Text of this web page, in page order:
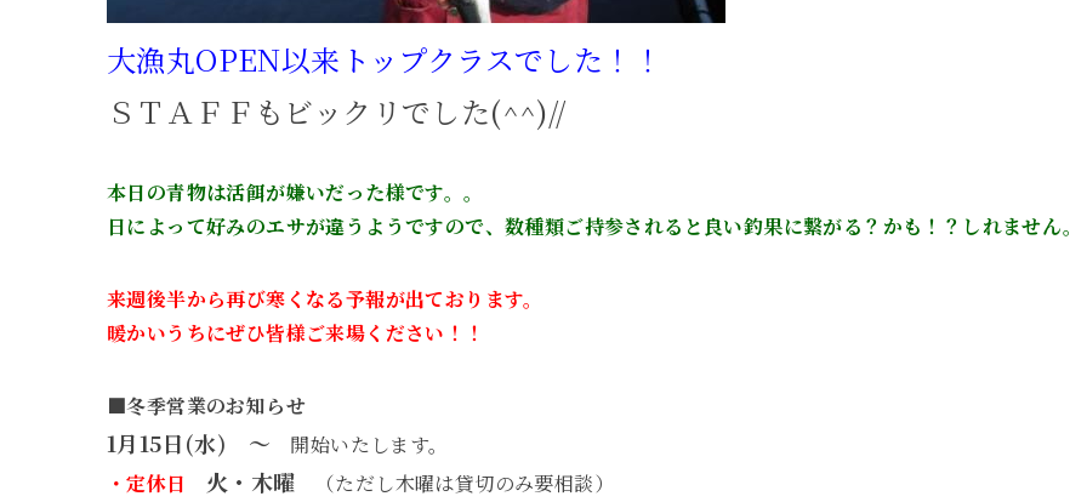
大漁丸OPEN以来トップクラスでした！！
ＳＴＡＦＦもビックリでした(^^)//
本日の青物は活餌が嫌いだった様です。。
日によって好みのエサが違うようですので、数種類ご持参されると良い釣果に繋がる？かも！？しれません。
来週後半から再び寒くなる予報が出ております。
暖かいうちにぜひ皆様ご来場ください！！
■冬季営業のお知らせ
1月15日(水) ～ 開始いたします。
・定休日
火・木曜 （ただし木曜は貸切のみ要相談）